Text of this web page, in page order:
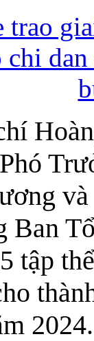
Ban
tập
2024.